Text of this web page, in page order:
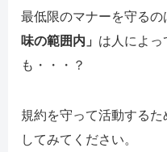
最低限のマナーを守るの
味の範囲内」 は人によ
も・・・？
規約を守って活動する
してみてください。